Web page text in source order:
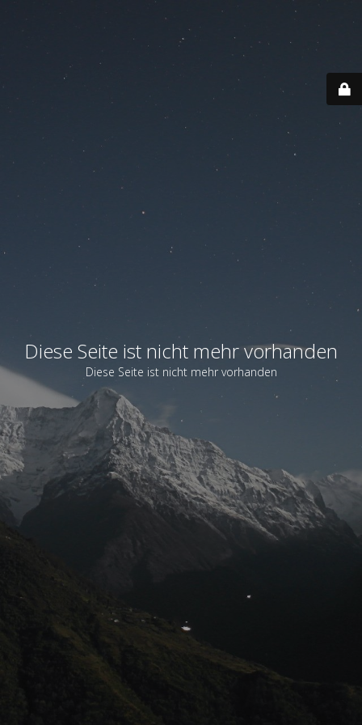
Diese Seite ist nicht mehr vorhanden
Diese Seite ist nicht mehr vorhanden